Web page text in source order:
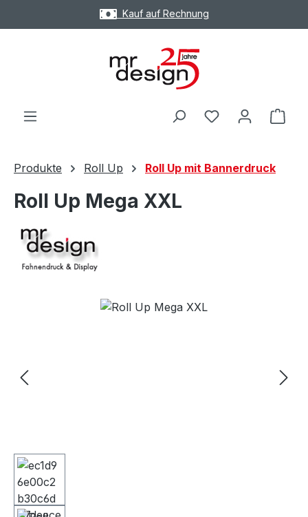
Zum Hauptinhalt springenKauf auf Rechnung
Produkte Roll Up Roll Up mit Bannerdruck
Roll Up Mega XXL
Bildergalerie überspringen